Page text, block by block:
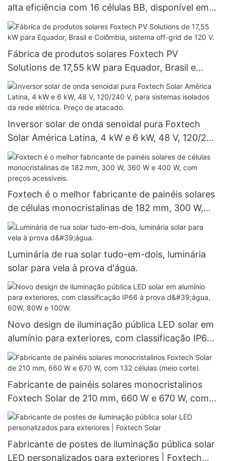
alta eficiência com 16 células BB, disponível em
potências de 590 W, 620 W, 630 W e 650 W.
Fábrica de produtos solares Foxtech PV
Solutions de 17,55 kW para Equador, Brasil e
Colômbia, sistema off-grid de 120 V.
Inversor solar de onda senoidal pura Foxtech
Solar América Latina, 4 kW e 6 kW, 48 V, 120/240
V, para sistemas isolados da rede elétrica. Preço
de atacado.
Foxtech é o melhor fabricante de painéis solares
de células monocristalinas de 182 mm, 300 W,
360 W e 400 W, com preços acessíveis.
Luminária de rua solar tudo-em-dois, luminária
solar para vela à prova d'água.
Novo design de iluminação pública LED solar em
alumínio para exteriores, com classificação IP66
à prova d'água, 60W, 80W e 100W.
Fabricante de painéis solares monocristalinos
Foxtech Solar de 210 mm, 660 W e 670 W, com
132 células (meio corte).
Fabricante de postes de iluminação pública solar
LED personalizados para exteriores | Foxtech